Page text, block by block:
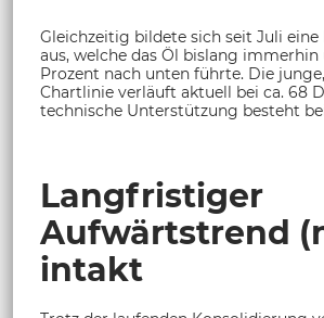
Gleichzeitig bildete sich seit Juli
aus, welche das Öl bislang
Prozent nach unten führte. Die
Chartlinie verläuft aktuell bei ca. 68
technische Unterstützung besteht
Langfristiger
Aufwärtstrend
intakt